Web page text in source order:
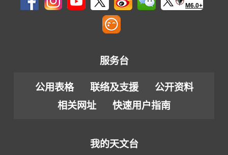
M6.0+
服务台
公用表格 联络及支援
公开资料
相关网址
快速用户指南
我的天文台